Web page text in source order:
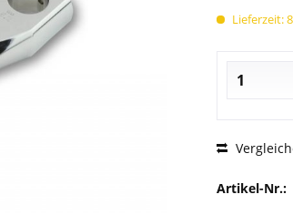
Lieferzeit:
Artikel-Nr.: